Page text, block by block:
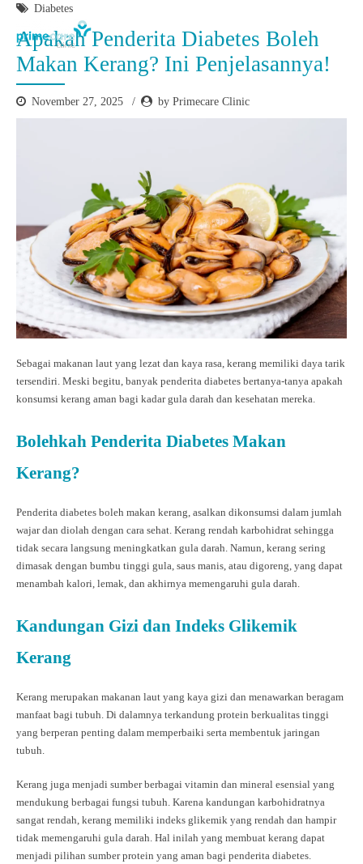
Diabetes
Apakah Penderita Diabetes Boleh
Makan Kerang? Ini Penjelasannya!
November 27, 2025 by Primecare Clinic
Sebagai makanan laut yang lezat dan kaya rasa, kerang memiliki daya tarik
tersendiri. Meski begitu, banyak penderita diabetes bertanya-tanya apakah
konsumsi kerang aman bagi kadar gula darah dan kesehatan mereka.
Bolehkah Penderita Diabetes Makan
Kerang?
Penderita diabetes boleh makan kerang, asalkan dikonsumsi dalam jumlah
wajar dan diolah dengan cara sehat. Kerang rendah karbohidrat sehingga
tidak secara langsung meningkatkan gula darah. Namun, kerang sering
dimasak dengan bumbu tinggi gula, saus manis, atau digoreng, yang dapat
menambah kalori, lemak, dan akhirnya memengaruhi gula darah.
Kandungan Gizi dan Indeks Glikemik
Kerang
Kerang merupakan makanan laut yang kaya gizi dan menawarkan beragam
manfaat bagi tubuh. Di dalamnya terkandung protein berkualitas tinggi
yang berperan penting dalam memperbaiki serta membentuk jaringan
tubuh.
Kerang juga menjadi sumber berbagai vitamin dan mineral esensial yang
mendukung berbagai fungsi tubuh. Karena kandungan karbohidratnya
sangat rendah, kerang memiliki indeks glikemik yang rendah dan hampir
tidak memengaruhi gula darah. Hal inilah yang membuat kerang dapat
menjadi pilihan sumber protein yang aman bagi penderita diabetes.